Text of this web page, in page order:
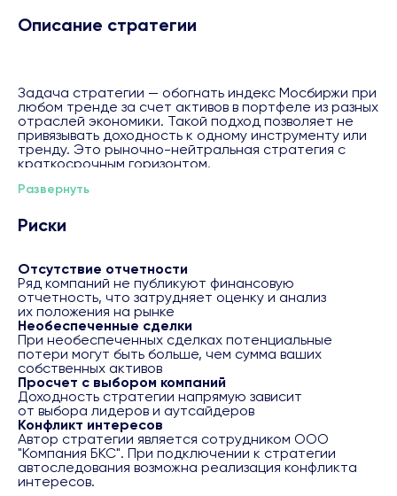
Описание стратегии
Задача стратегии — обогнать индекс Мосбиржи при
любом тренде за счет активов в портфеле из разных
отраслей экономики. Такой подход позволяет не
привязывать доходность к одному инструменту или
тренду. Это рыночно-нейтральная стратегия с
краткосрочным горизонтом.
покупает потенциально сильные компании и
обеспечивая баланс позиций в портфеле.
Соотношение лонг и шорт — 100% к 100%.
рыночный рост и устойчивы во время спада, а
слабые быстрее дешевеют во время спада и
отстают при росте рынка.
Регулярная ребалансировка портфеля позволяет
оперативно заменять акции на более ликвидные и
перспективные. Прибыль формируется из разницы в
динамике между лидерами и аутсайдерами.
Будущая доходность не
гарантируется. Вероятность достижения 50%.
Методика расчета будущей доходности (
потенциала роста) и вероятности её ( его)
достижения доступна на
странице:https://bcs.ru/regulatory
При подключении услуги "Автоследование" клиент подтверждает факт
ознакомления с информацией, предусмотренной подпунктами 1.9, 1.10 и
Развернуть
Риски
Отсутствие отчетности
Ряд компаний не публикуют финансовую
отчетность, что затрудняет оценку и анализ
их положения на рынке
Необеспеченные сделки
При необеспеченных сделках потенциальные
потери могут быть больше, чем сумма ваших
собственных активов
Просчет с выбором компаний
Доходность стратегии напрямую зависит
от выбора лидеров и аутсайдеров
Конфликт интересов
Автор стратегии является сотрудником ООО
"Компания БКС". При подключении к стратегии
автоследования возможна реализация конфликта
интересов.